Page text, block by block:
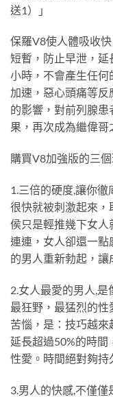
送1）」
保羅V8使人體吸收
短暫，防止早泄，
小時，不會產生任
加速，惡心頭痛等
的影響，對前列腺
果，再次成為繼偉哥
購買V8加強版的三
1.三倍的硬度,讓你
很快就被刺激起來
侯只是輕推幾下女
連連，女人卻還一
的男人重新勃起，讓
2.女人最愛的男人,是
最狂野，最猛烈的
苦惱，是：技巧越
延長超過50%的時間
性愛。時間絕對夠持
3.男人的快感,不僅